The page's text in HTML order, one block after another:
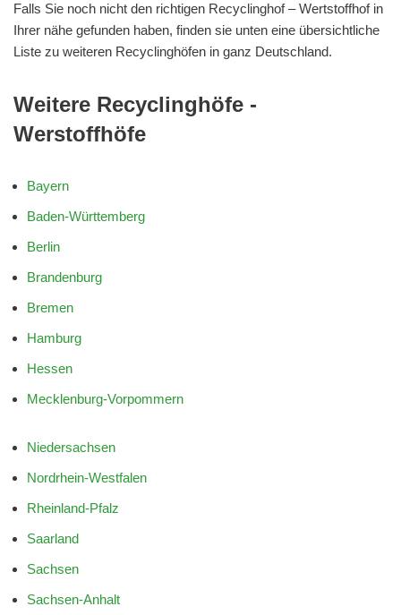
Falls Sie noch nicht den richtigen Recyclinghof – Wertstoffhof in
Ihrer nähe gefunden haben, finden sie unten eine übersichtliche
Liste zu weiteren Recyclinghöfen in ganz Deutschland.
Weitere Recyclinghöfe -
Werstoffhöfe
Bayern
Baden-Württemberg
Berlin
Brandenburg
Bremen
Hamburg
Hessen
Mecklenburg-Vorpommern
Niedersachsen
Nordrhein-Westfalen
Rheinland-Pfalz
Saarland
Sachsen
Sachsen-Anhalt